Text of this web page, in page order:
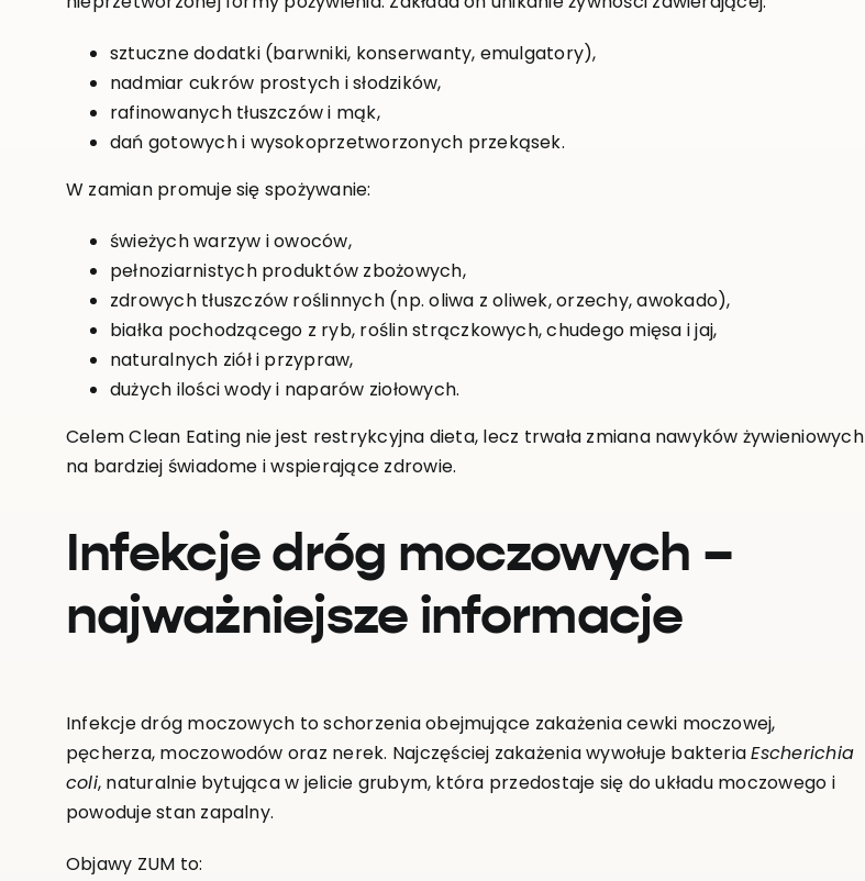
sztuczne dodatki (barwniki, konserwanty, emulgatory),
nadmiar cukrów prostych i słodzików,
rafinowanych tłuszczów i mąk,
dań gotowych i wysokoprzetworzonych przekąsek.
W zamian promuje się spożywanie:
świeżych warzyw i owoców,
pełnoziarnistych produktów zbożowych,
zdrowych tłuszczów roślinnych (np. oliwa z oliwek, orzechy, awokado),
białka pochodzącego z ryb, roślin strączkowych, chudego mięsa i jaj,
naturalnych ziół i przypraw,
dużych ilości wody i naparów ziołowych.
Celem Clean Eating nie jest restrykcyjna dieta, lecz trwała zmiana nawyków żywieniowych
na bardziej świadome i wspierające zdrowie.
Infekcje dróg moczowych –
najważniejsze informacje
Infekcje dróg moczowych to schorzenia obejmujące zakażenia cewki moczowej,
pęcherza, moczowodów oraz nerek. Najczęściej zakażenia wywołuje bakteriaEscherichia
coli, naturalnie bytująca w jelicie grubym, która przedostaje się do układu moczowego i
powoduje stan zapalny.
Objawy ZUM to: